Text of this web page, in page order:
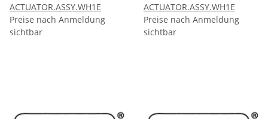
ACTUATOR.ASSY.WH1E
Preise nach Anmeldung
sichtbar
ACTUATOR.ASSY.WH1E
Preise nach Anmeldung
sichtbar